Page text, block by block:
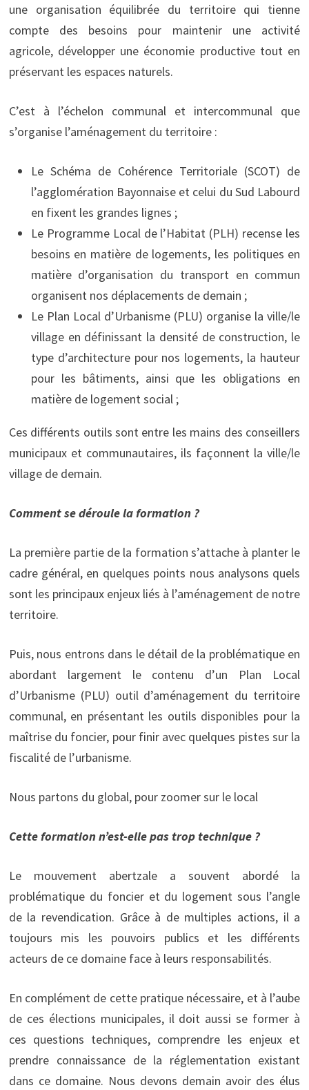
une organisation équilibrée du territoire qui tienne
compte des besoins pour maintenir une activité
agricole, développer une économie productive tout en
préservant les espaces naturels.
C’est à l’échelon communal et intercommunal que
s’organise l’aménagement du territoire :
Le Schéma de Cohérence Territoriale (SCOT) de
l’agglomération Bayonnaise et celui du Sud Labourd
en fixent les grandes lignes ;
Le Programme Local de l’Habitat (PLH) recense les
besoins en matière de logements, les politiques en
matière d’organisation du transport en commun
organisent nos déplacements de demain ;
Le Plan Local d’Urbanisme (PLU) organise la ville/le
village en définissant la densité de construction, le
type d’architecture pour nos logements, la hauteur
pour les bâtiments, ainsi que les obligations en
matière de logement social ;
Ces différents outils sont entre les mains des conseillers
municipaux et communautaires, ils façonnent la ville/le
village de demain.
Comment se déroule la formation ?
La première partie de la formation s’attache à planter le
cadre général, en quelques points nous analysons quels
sont les principaux enjeux liés à l’aménagement de notre
territoire.
Puis, nous entrons dans le détail de la problématique en
abordant largement le contenu d’un Plan Local
d’Urbanisme (PLU) outil d’aménagement du territoire
communal, en présentant les outils disponibles pour la
maîtrise du foncier, pour finir avec quelques pistes sur la
fiscalité de l’urbanisme.
Nous partons du global, pour zoomer sur le local
Cette formation n’est-elle pas trop technique ?
Le mouvement abertzale a souvent abordé la
problématique du foncier et du logement sous l’angle
de la revendication. Grâce à de multiples actions, il a
toujours mis les pouvoirs publics et les différents
acteurs de ce domaine face à leurs responsabilités.
En complément de cette pratique nécessaire, et à l’aube
de ces élections municipales, il doit aussi se former à
ces questions techniques, comprendre les enjeux et
prendre connaissance de la réglementation existant
dans ce domaine. Nous devons demain avoir des élus